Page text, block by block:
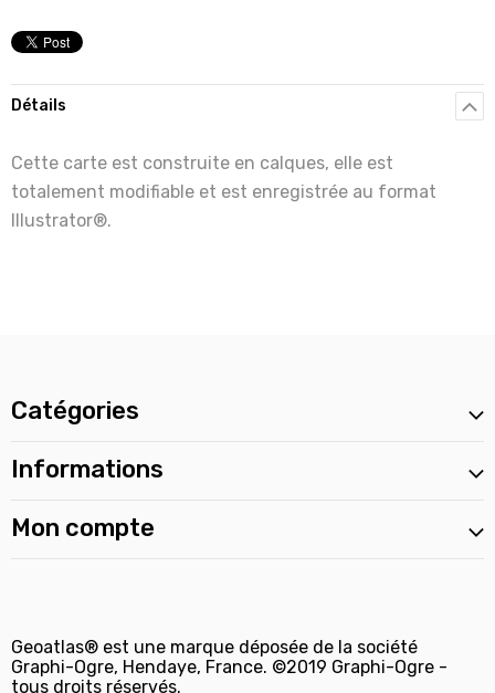
Détails
Cette carte est construite en calques, elle est
totalement modifiable et est enregistrée au format
Illustrator®.
Catégories
Informations
Mon compte
Geoatlas® est une marque déposée de la société
Graphi-Ogre, Hendaye, France. ©2019 Graphi-Ogre -
tous droits réservés.